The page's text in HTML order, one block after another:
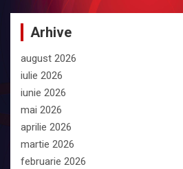
Arhive
august 2026
iulie 2026
iunie 2026
mai 2026
aprilie 2026
martie 2026
februarie 2026